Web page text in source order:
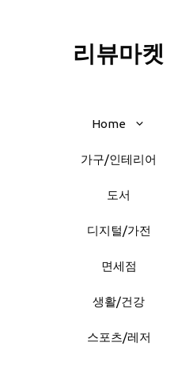
리뷰마켓
Home
가구/인테리어
도서
디지털/가전
면세점
생활/건강
스포츠/레저